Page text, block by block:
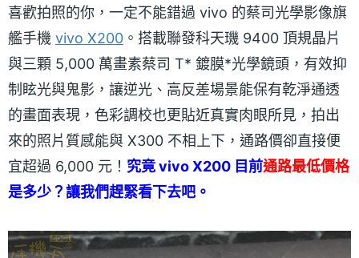
喜歡拍照的你，一定不能錯過 vivo 的蔡司光學影像旗
艦手機 vivo X200 。搭載聯發科天璣 9400 頂規晶片
與三顆 5,000 萬畫素蔡司 T* 鍍膜*光學鏡頭，有效抑
制眩光與鬼影，讓逆光、高反差場景能保有乾淨通透
的畫面表現，色彩調校也更貼近真實肉眼所見，拍出
來的照片質感能與 X300 不相上下，通路價卻直接便
宜超過 6,000 元！ 究竟 vivo X200 目前通路最低價格
是多少？讓我們趕緊看下去吧。